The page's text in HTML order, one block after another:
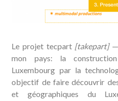
Le projet tecpart [takepart]—
mon pays: la
Luxembourg par la
objectif de faire découvrir
et géographiques du